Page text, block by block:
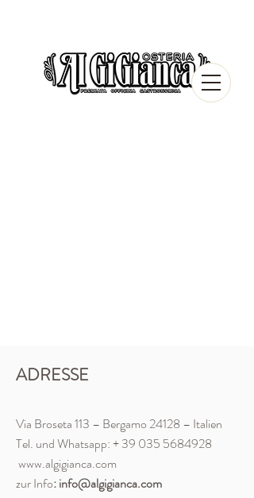
ADRESSE
Via Broseta 113 – Bergamo 24128 – Italien
Tel. und Whatsapp: +39 035 5684928
www.algigianca.com
zur Info:info@algigianca.com